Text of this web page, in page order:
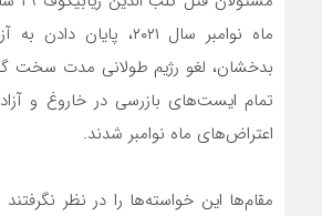
ماه نوامبر سال ۲۰۲۱،
بدخشان، لغو رژیم طولانی مدت سخت
تمام ایست‌های بازرسی در خاروغ و
اعتراض‌های ماه نوامبر شدند.
مقام‌ها این خواسته‌ها را در نظر